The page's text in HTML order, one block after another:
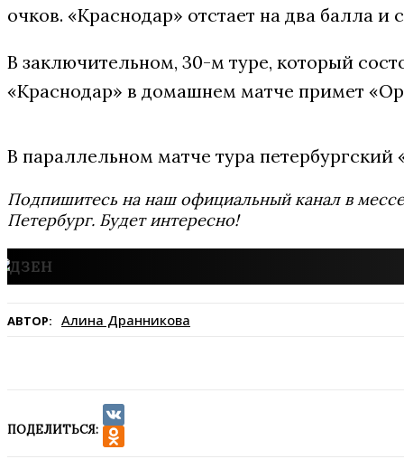
очков. «Краснодар» отстает на два балла и
В заключительном, 30-м туре, который
«Краснодар» в домашнем матче примет
В параллельном матче тура петербургский
Подпишитесь на наш официальный канал в
Петербург. Будет интересно!
АВТОР: Алина Дранникова
ПОДЕЛИТЬСЯ:
VK